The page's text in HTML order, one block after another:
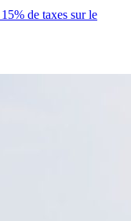
de taxes sur le